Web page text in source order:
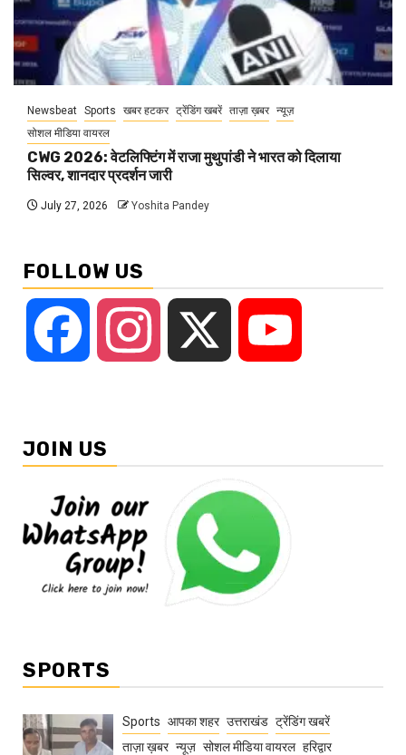
Newsbeat Sports खबर हटकर ट्रेंडिंग खबरें ताज़ा ख़बर न्यूज़
सोशल मीडिया वायरल
CWG 2026: वेटलिफ्टिंग में राजा मुथुपांडी ने भारत को दिलाया
सिल्वर, शानदार प्रदर्शन जारी
July 27, 2026 Yoshita Pandey
FOLLOW US
Facebook Instagram
JOIN US
SPORTS
Sports आपका शहर उत्तराखंड ट्रेंडिंग खबरें
ताज़ा ख़बर न्यूज़ सोशल मीडिया वायरल हरिद्वार